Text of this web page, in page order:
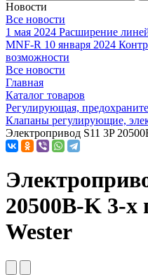
Новости
Все новости
1 мая 2024 Расширение
MNF-R 10 января 2024
возможности
Все новости
Главная
Каталог товаров
Регулирующая,
Клапаны регулирующие,
Электропривод S11 3P
20500B-K 3-
Wester